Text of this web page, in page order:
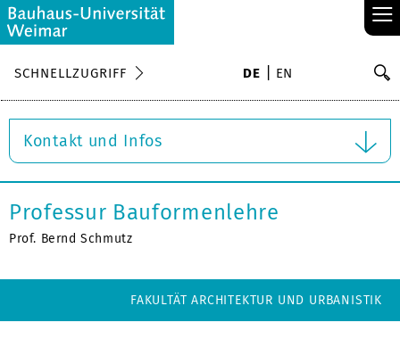
≡
SCHNELLZUGRIFF DE EN
Kontakt und Infos
Professur Bauformenlehre
Prof. Bernd Schmutz
FAKULTÄT ARCHITEKTUR UND URBANISTIK